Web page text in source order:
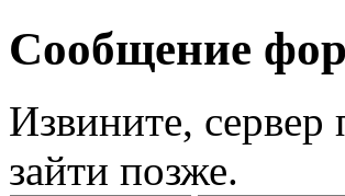
Сообщение
Извините,
зайти позже.